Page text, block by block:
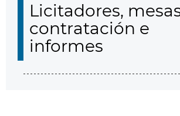
Licitadores,
contratación e
informes